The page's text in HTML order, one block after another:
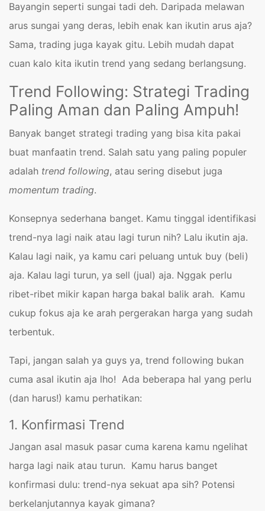
Bayangin seperti sungai tadi deh. Daripada melawan
arus sungai yang deras, lebih enak kan ikutin arus aja?
Sama, trading juga kayak gitu. Lebih mudah dapat
cuan kalo kita ikutin trend yang sedang berlangsung.
Trend Following: Strategi Trading
Paling Aman dan Paling Ampuh!
Banyak banget strategi trading yang bisa kita pakai
buat manfaatin trend. Salah satu yang paling populer
adalah trend following, atau sering disebut juga
momentum trading.
Konsepnya sederhana banget. Kamu tinggal identifikasi
trend-nya lagi naik atau lagi turun nih? Lalu ikutin aja.
Kalau lagi naik, ya kamu cari peluang untuk buy (beli)
aja. Kalau lagi turun, ya sell (jual) aja. Nggak perlu
ribet-ribet mikir kapan harga bakal balik arah. Kamu
cukup fokus aja ke arah pergerakan harga yang sudah
terbentuk.
Tapi, jangan salah ya guys ya, trend following bukan
cuma asal ikutin aja lho! Ada beberapa hal yang perlu
(dan harus!) kamu perhatikan:
1. Konfirmasi Trend
Jangan asal masuk pasar cuma karena kamu ngelihat
harga lagi naik atau turun. Kamu harus banget
konfirmasi dulu: trend-nya sekuat apa sih? Potensi
berkelanjutannya kayak gimana?